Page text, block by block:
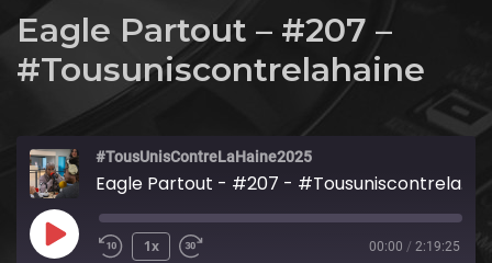
Eagle Partout – #207 –
#Tousuniscontrelahaine
#TousUnisContreLaHaine2025
Eagle Partout - #207 - #Tousuniscontrelahaine
Play
1x 00:00 / 2:19:25